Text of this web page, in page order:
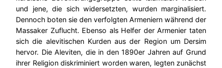
und jene, die sich widersetzten, wurden marginalisiert.
Dennoch boten sie den verfolgten Armeniern während der
Massaker Zuflucht. Ebenso als Helfer der Armenier taten
sich die alevitischen Kurden aus der Region um Dersim
hervor. Die Aleviten, die in den 1890er Jahren auf Grund
ihrer Religion diskriminiert worden waren, legten zunächst